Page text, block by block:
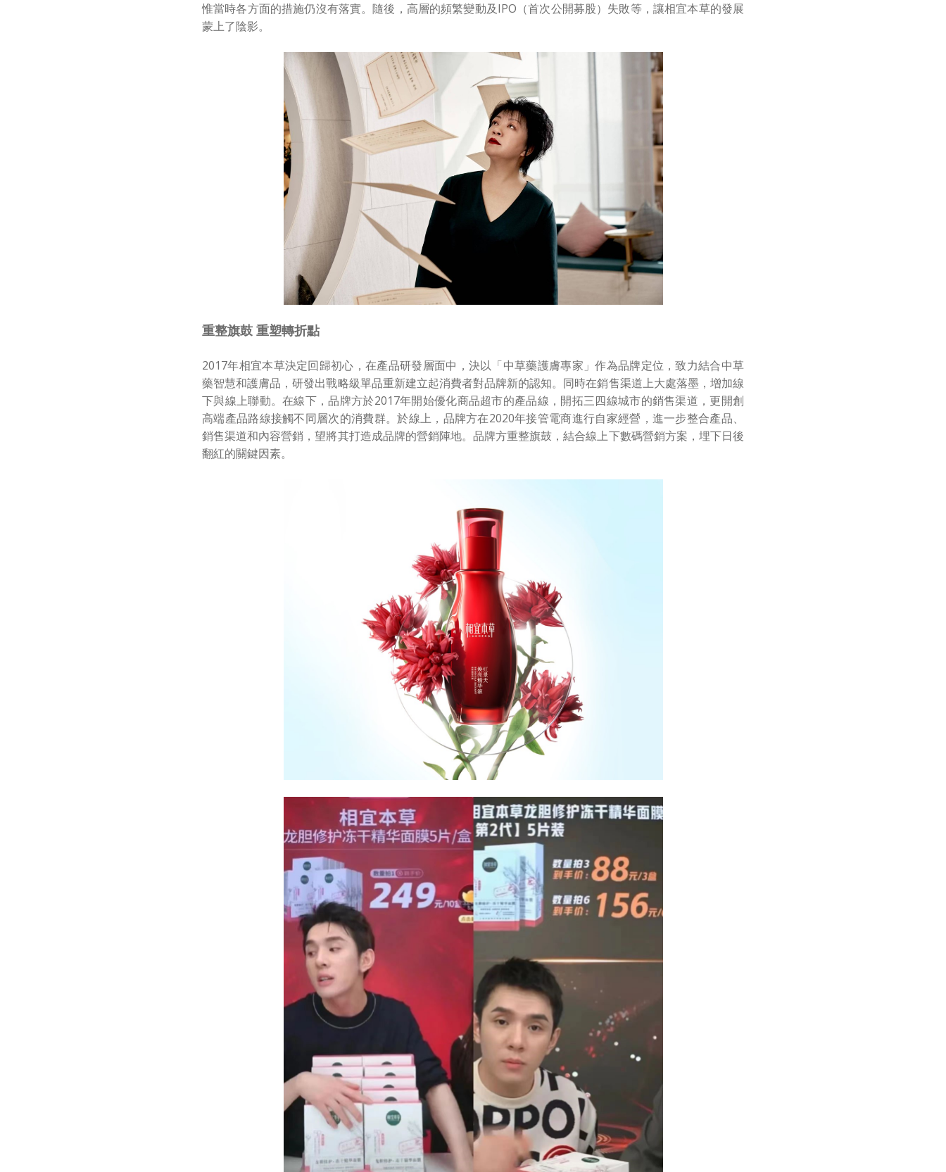
惟當時各方面的措施仍沒有落實。隨後，高層的頻繁變動及IPO（首次公開募股）失敗等，讓相宜本草的發展
蒙上了陰影。
重整旗鼓 重塑轉折點
2017年相宜本草決定回歸初心，在產品研發層面中，決以「中草藥護膚專家」作為品牌定位，致力結合中草
藥智慧和護膚品，研發出戰略級單品重新建立起消費者對品牌新的認知。同時在銷售渠道上大處落墨，增加線
下與線上聯動。在線下，品牌方於2017年開始優化商品超市的產品線，開拓三四線城市的銷售渠道，更開創
高端產品路線接觸不同層次的消費群。於線上，品牌方在2020年接管電商進行自家經營，進一步整合產品、
銷售渠道和內容營銷，望將其打造成品牌的營銷陣地。品牌方重整旗鼓，結合線上下數碼營銷方案，埋下日後
翻紅的關鍵因素。